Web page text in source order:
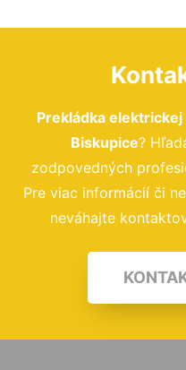
Prekládka
Biskupice?
zodpovedných
Pre viac informácií či
neváhajte